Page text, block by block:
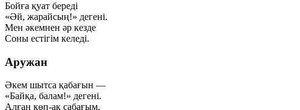
Бойға қуат береді
«Әй, жарайсың!» дегені.
Мен әкемнен әр кезде
Соны естігім келеді.
Аружан
Әкем шытса қабағын —
«Байқа, балам!» дегені.
Алған көп-ақ сабағым,